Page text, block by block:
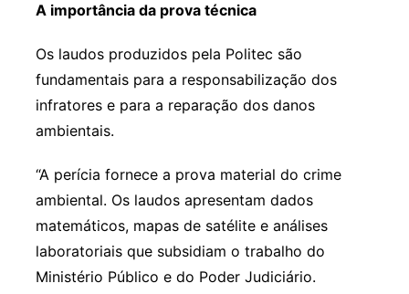
A importância da prova técnica
Os laudos produzidos pela Politec são
fundamentais para a responsabilização dos
infratores e para a reparação dos danos
ambientais.
“A perícia fornece a prova material do crime
ambiental. Os laudos apresentam dados
matemáticos, mapas de satélite e análises
laboratoriais que subsidiam o trabalho do
Ministério Público e do Poder Judiciário.